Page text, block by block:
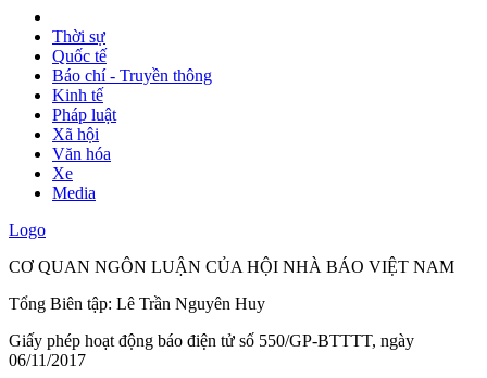
Thời sự
Quốc tế
Báo chí - Truyền thông
Kinh tế
Pháp luật
Xã hội
Văn hóa
Xe
Media
Logo
CƠ QUAN NGÔN LUẬN CỦA HỘI NHÀ BÁO VIỆT NAM
Tổng Biên tập: Lê Trần Nguyên Huy
Giấy phép hoạt động báo điện tử số 550/GP-BTTTT, ngày
06/11/2017